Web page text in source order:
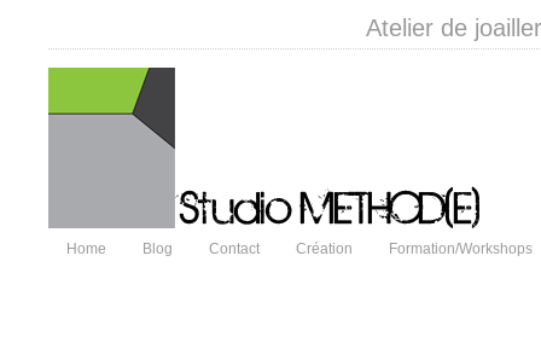
Atelier de
Home Blog Contact Création Formation/Workshops